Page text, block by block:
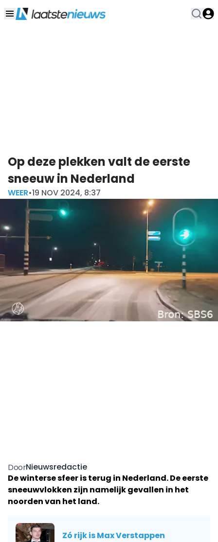
Op deze plekken valt de eerste
sneeuw in Nederland
WEER•19 NOV 2024, 8:37
DoorNieuwsredactie
De winterse sfeer is terug in Nederland. De eerste
sneeuwvlokken zijn namelijk gevallen in het
noorden van het land.
Zó rijk is Max Verstappen